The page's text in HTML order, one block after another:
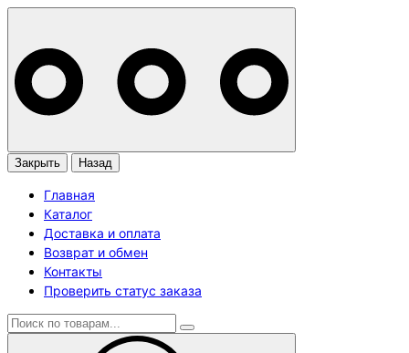
Закрыть Назад
Главная
Каталог
Доставка и оплата
Возврат и обмен
Контакты
Проверить статус заказа